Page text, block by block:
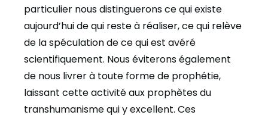
particulier nous distinguerons ce qui existe
aujourd’hui de qui reste à réaliser, ce qui relève
de la spéculation de ce qui est avéré
scientifiquement. Nous éviterons également
de nous livrer à toute forme de prophétie,
laissant cette activité aux prophètes du
transhumanisme qui y excellent. Ces